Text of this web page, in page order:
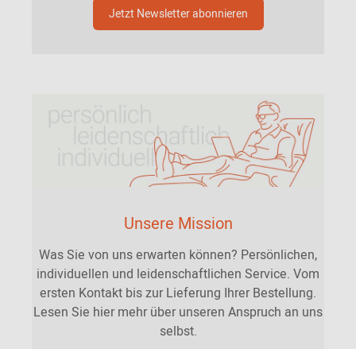
Jetzt Newsletter abonnieren
Unsere Mission
Was Sie von uns erwarten können? Persönlichen,
individuellen und leidenschaftlichen Service. Vom
ersten Kontakt bis zur Lieferung Ihrer Bestellung.
Lesen Sie hier mehr über unseren Anspruch an uns
selbst.